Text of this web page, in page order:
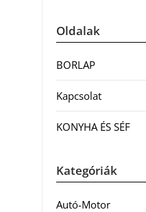
Oldalak
BORLAP
Kapcsolat
KONYHA ÉS SÉF
Kategóriák
Autó-Motor